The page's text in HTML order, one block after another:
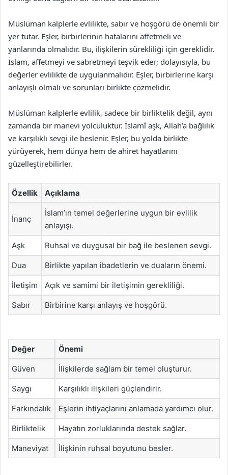
Müslüman kalplerle evlilikte, sabır ve hoşgörü de önemli bir
yer tutar. Eşler, birbirlerinin hatalarını affetmeli ve
yanlarında olmalıdır. Bu, ilişkilerin sürekliliği için gereklidir.
İslam, affetmeyi ve sabretmeyi teşvik eder; dolayısıyla, bu
değerler evlilikte de uygulanmalıdır. Eşler, birbirlerine karşı
anlayışlı olmalı ve sorunları birlikte çözmelidir.
Müslüman kalplerle evlilik, sadece bir birliktelik değil, aynı
zamanda bir manevi yolculuktur. İslamî aşk, Allah’a bağlılık
ve karşılıklı sevgi ile beslenir. Eşler, bu yolda birlikte
yürüyerek, hem dünya hem de ahiret hayatlarını
güzelleştirebilirler.
Özellik Açıklama
İnanç
İslam’ın temel değerlerine uygun bir evlilik
anlayışı.
Aşk Ruhsal ve duygusal bir bağ ile beslenen sevgi.
Dua Birlikte yapılan ibadetlerin ve duaların önemi.
İletişim Açık ve samimi bir iletişimin gerekliliği.
Sabır Birbirine karşı anlayış ve hoşgörü.
Değer Önemi
Güven İlişkilerde sağlam bir temel oluşturur.
Saygı Karşılıklı ilişkileri güçlendirir.
Farkındalık Eşlerin ihtiyaçlarını anlamada yardımcı olur.
Birliktelik Hayatın zorluklarında destek sağlar.
Maneviyat İlişkinin ruhsal boyutunu besler.